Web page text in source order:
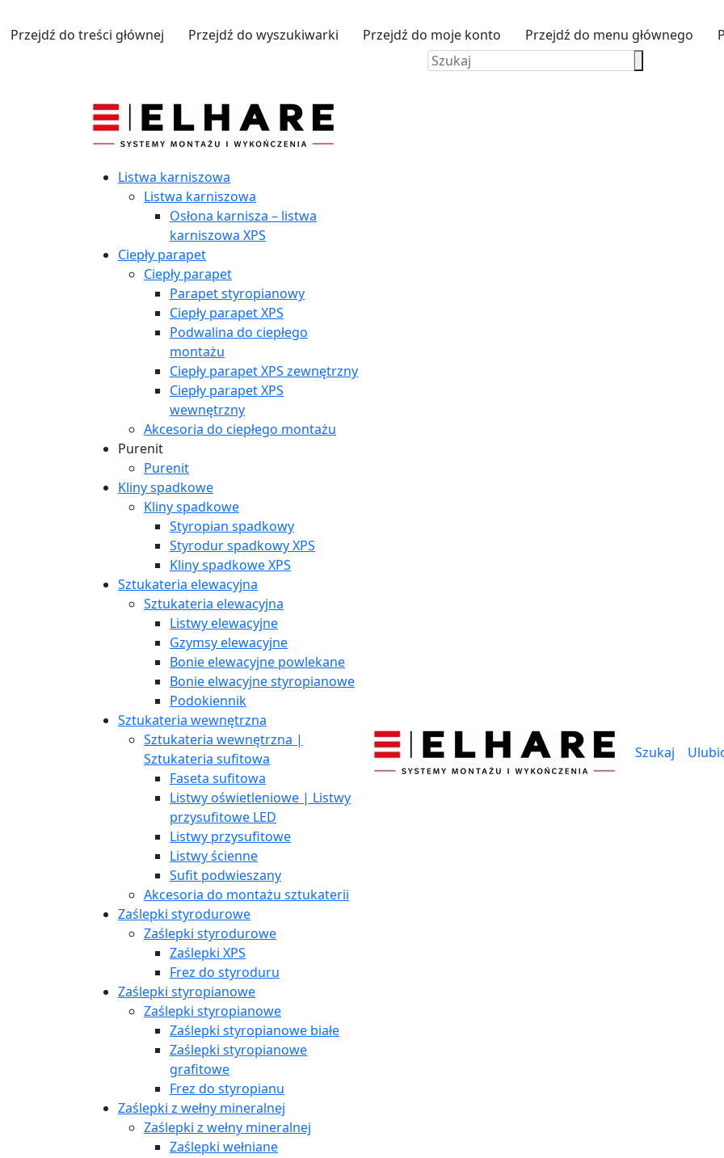
Przejdź do treści głównej Przejdź do wyszukiwarki Przejdź do moje konto Przejdź do menu głównego
Listwa karniszowa
Listwa karniszowa
Osłona karnisza – listwa
karniszowa XPS
Ciepły parapet
Ciepły parapet
Parapet styropianowy
Ciepły parapet XPS
Podwalina do ciepłego
montażu
Ciepły parapet XPS zewnętrzny
Ciepły parapet XPS
wewnętrzny
Akcesoria do ciepłego montażu
Purenit
Purenit
Kliny spadkowe
Kliny spadkowe
Styropian spadkowy
Styrodur spadkowy XPS
Kliny spadkowe XPS
Sztukateria elewacyjna
Sztukateria elewacyjna
Listwy elewacyjne
Gzymsy elewacyjne
Bonie elewacyjne powlekane
Bonie elwacyjne styropianowe
Podokiennik
Sztukateria wewnętrzna
Sztukateria wewnętrzna |
Sztukateria sufitowa
Faseta sufitowa
Listwy oświetleniowe | Listwy
przysufitowe LED
Listwy przysufitowe
Listwy ścienne
Sufit podwieszany
Akcesoria do montażu sztukaterii
Zaślepki styrodurowe
Zaślepki styrodurowe
Zaślepki XPS
Frez do styroduru
Zaślepki styropianowe
Zaślepki styropianowe
Zaślepki styropianowe białe
Zaślepki styropianowe
grafitowe
Frez do styropianu
Zaślepki z wełny mineralnej
Zaślepki z wełny mineralnej
Zaślepki wełniane
Szukaj